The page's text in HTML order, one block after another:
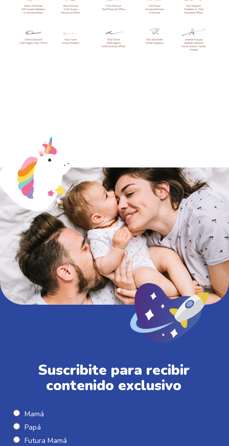
Suscribite para recibir
contenido exclusivo
Mamá
Papá
Futura Mamá